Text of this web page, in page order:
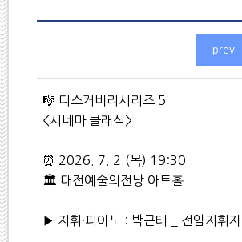
🎼 디스커버리시리즈 5
<시네마 클래식>
⏰ 2026. 7. 2.(목) 19:30
🏛 대전예술의전당 아트홀
▶ 지휘·피아노 : 박근태 _ 전임지휘자